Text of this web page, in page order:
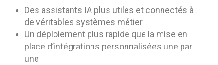
Des assistants IA plus utiles et connectés à
de véritables systèmes métier
Un déploiement plus rapide que la mise en
place d’intégrations personnalisées une par
une